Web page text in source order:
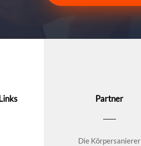
Partner
Die Körpersanierer